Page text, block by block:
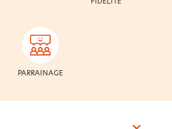
FIDÉLITÉ
PARRAINAGE